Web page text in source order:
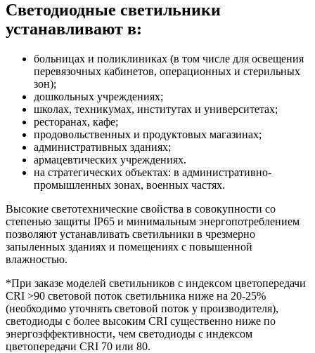
Светодиодные светильники
устанавливают в:
больницах и поликлиниках (в том числе для освещения
перевязочных кабинетов, операционных и стерильных
зон);
дошкольных учреждениях;
школах, техникумах, институтах и университетах;
ресторанах, кафе;
продовольственных и продуктовых магазинах;
административных зданиях;
армацевтических учреждениях.
на стратегических объектах: в административно-
промышленных зонах, военных частях.
Высокие светотехнические свойства в совокупности со
степенью защиты IP65 и минимальным энергопотреблением
позволяют устанавливать светильники в чрезмерно
запыленных зданиях и помещениях с повышенной
влажностью.
*При заказе моделей светильников с индексом цветопередачи
CRI >90 световой поток светильника ниже на 20-25%
(необходимо уточнять световой поток у производителя),
светодиоды с более высоким CRI существенно ниже по
энергоэффективности, чем светодиоды с индексом
цветопередачи CRI 70 или 80.